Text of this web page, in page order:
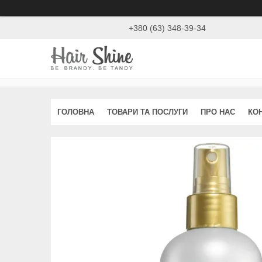
+380 (63) 348-39-34
ГОЛОВНА ТОВАРИ ТА ПОСЛУГИ ПРО НАС